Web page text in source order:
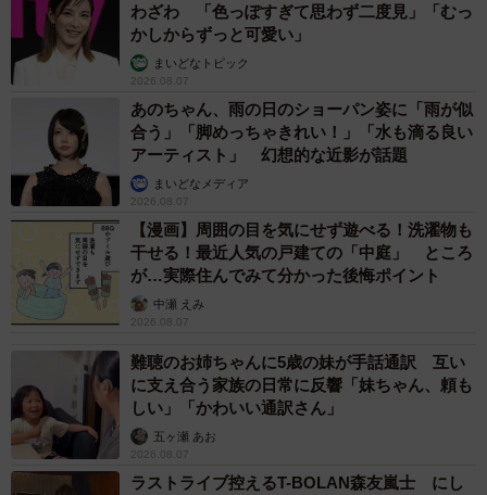
わざわ 「色っぽすぎて思わず二度見」「むっ
かしからずっと可愛い」
まいどなトピック
2026.08.07
あのちゃん、雨の日のショーパン姿に「雨が似
合う」「脚めっちゃきれい！」「水も滴る良い
アーティスト」 幻想的な近影が話題
まいどなメディア
2026.08.07
【漫画】周囲の目を気にせず遊べる！洗濯物も
干せる！最近人気の戸建ての「中庭」 ところ
が…実際住んでみて分かった後悔ポイント
中瀬 えみ
2026.08.07
難聴のお姉ちゃんに5歳の妹が手話通訳 互い
に支え合う家族の日常に反響「妹ちゃん、頼も
しい」「かわいい通訳さん」
五ヶ瀬 あお
2026.08.07
ラストライブ控えるT-BOLAN森友嵐士 にし